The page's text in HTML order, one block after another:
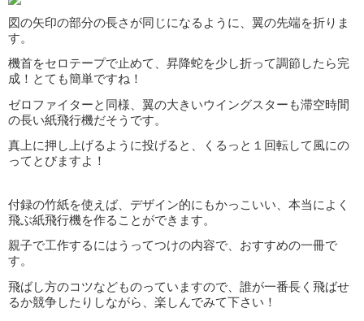
図の矢印の部分の長さが同じになるように、翼の先端を折りま
す。
機首をセロテープで止めて、昇降蛇を少し折って調節したら完
成！とても簡単ですね！
ゼロファイターと同様、翼の大きいウイングスターも滞空時間
の長い紙飛行機だそうです。
真上に押し上げるように投げると、くるっと１回転して風にの
ってとびますよ！
付録の竹紙を使えば、デザイン的にもかっこいい、本当によく
飛ぶ紙飛行機を作ることができます。
親子で工作するにはうってつけの内容で、おすすめの一冊で
す。
飛ばし方のコツなどものっていますので、誰が一番長く飛ばせ
るか競争したりしながら、楽しんでみて下さい！